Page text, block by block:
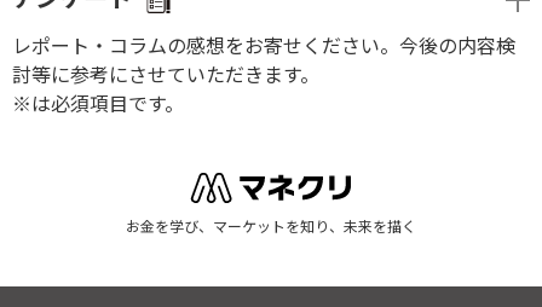
レポート・コラムの感想をお寄せください。今後の内容検
討等に参考にさせていただきます。
※は必須項目です。
お金を学び、マーケットを知り、未来を描く